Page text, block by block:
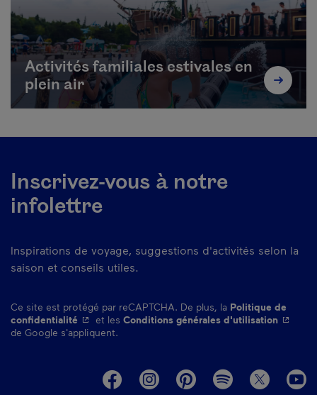
Activités familiales estivales en
plein air
Inscrivez-vous à notre
infolettre
Inspirations de voyage, suggestions d'activités selon la
saison et conseils utiles.
Ce site est protégé par reCAPTCHA. De plus, la Politique de
confidentialité - Cet hyperlien s'ouvrira dans une nouvelle fenêtre.
et les Conditions générales d'utilisation- Cet
de Google s'appliquent.